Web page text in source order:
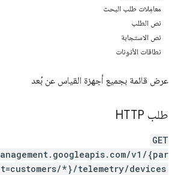
معامِلات طلب البحث
نص الطلب
نص الاستجابة
نطاقات الأذونات
عرض قائمة بجميع أجهزة القياس عن بُعد
طلب HTTP
GET
v1/{par
*}/telemetry/devices